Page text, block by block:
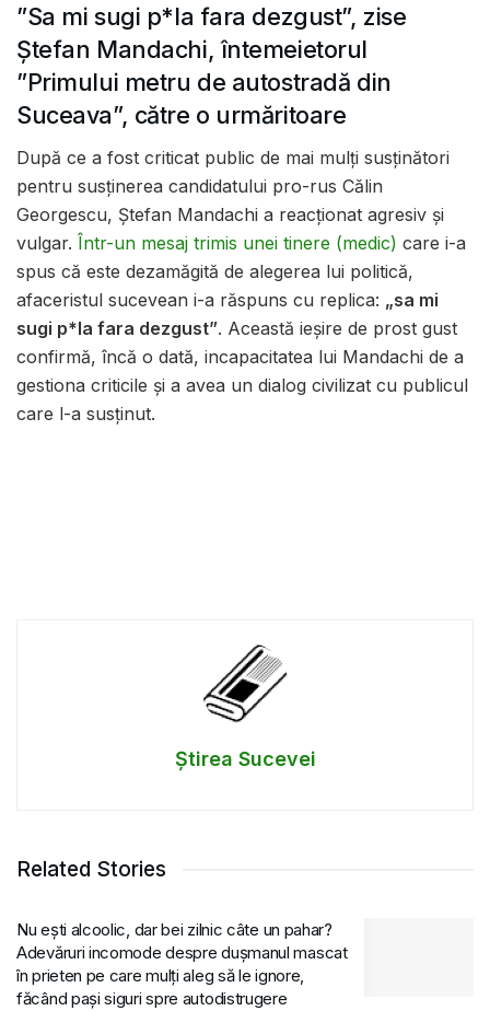
”Sa mi sugi p*la fara dezgust”, zise
Ștefan Mandachi, întemeietorul
”Primului metru de autostradă din
Suceava”, către o urmăritoare
După ce a fost criticat public de mai mulți susținători
pentru susținerea candidatului pro-rus Călin
Georgescu, Ștefan Mandachi a reacționat agresiv și
vulgar. Într-un mesaj trimis unei tinere (medic) care i-a
spus că este dezamăgită de alegerea lui politică,
afaceristul sucevean i-a răspuns cu replica: „sa mi
sugi p*la fara dezgust”. Această ieșire de prost gust
confirmă, încă o dată, incapacitatea lui Mandachi de a
gestiona criticile și a avea un dialog civilizat cu publicul
care l-a susținut.
Știrea Sucevei
Related Stories
Nu ești alcoolic, dar bei zilnic câte un pahar?
Adevăruri incomode despre dușmanul mascat
în prieten pe care mulți aleg să le ignore,
făcând pași siguri spre autodistrugere